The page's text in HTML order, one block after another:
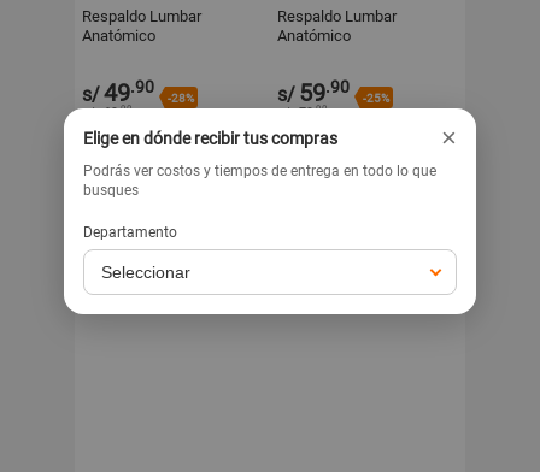
Respaldo Lumbar
Anatómico
s/49.90
-28%
s/ 69.90
Exclusivo para venta web
Respaldo Lumbar
Anatómico
s/ 59.90
-25%
s/ 79.90
Exclusivo para venta web
Elige en dónde recibir tus compras ×
Podrás ver costos y tiempos de entrega en todo lo que
busques
Departamento